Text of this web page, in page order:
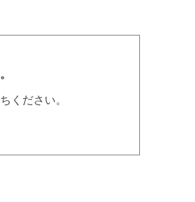
ください。